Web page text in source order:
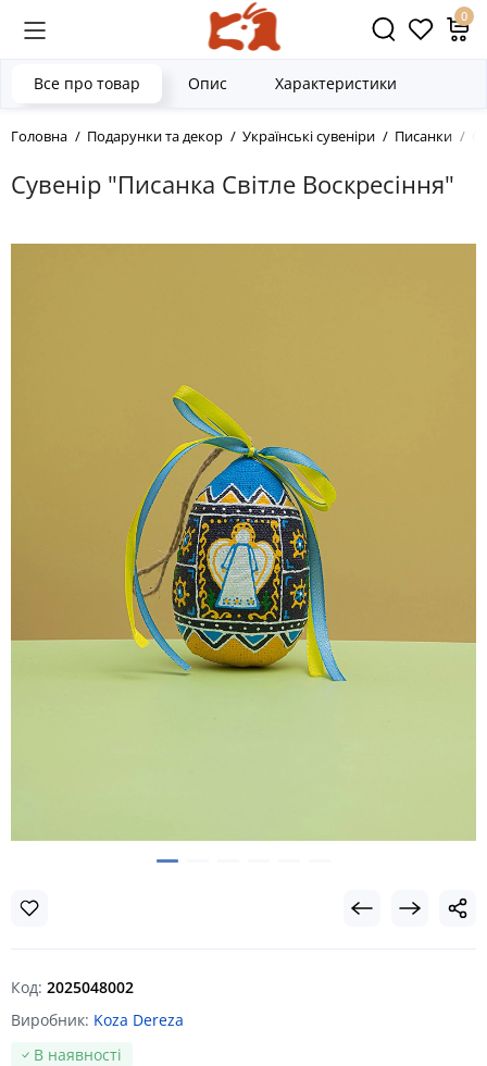
0
Головна Подарунки та декор Українські сувеніри Писанки
Сувенір "Писанка Світле Воскресіння"
Все про товар Опис Характеристики
Код: 2025048002
Виробник: Koza Dereza
В наявності